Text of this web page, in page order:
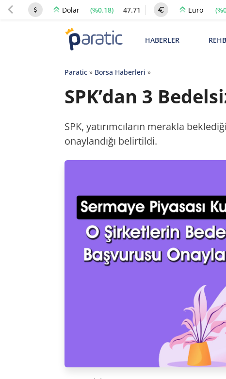
Dolar (%0.18) 47.71 Euro
HABERLER
Paratic» Borsa Haberleri »
SPK’dan 3
SPK, yatırımcıların merakla
onaylandığı belirtildi.